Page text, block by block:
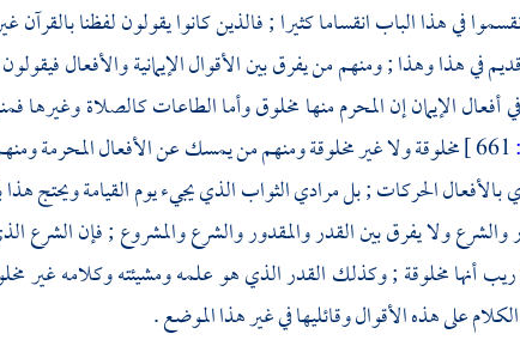
في هذا الباب انقساما كثيرا ; فالذين كانوا يقولون لفظنا
في هذا وهذا ; ومنهم من يفرق بين الأقوال الإيمانية والأفعال
أفعال الإيمان إن المحرم منها مخلوق وأما الطاعات كالصلاة
مخلوقة ولا غير مخلوقة ومنهم من يمسك عن الأفعال المحرمة
الحركات ; بل مرادي الثواب الذي يجيء يوم القيامة ويحتج
ولا يفرق بين القدر والمقدور والشرع والمشروع ; فإن الشرع
ريب أنها مخلوقة ; وكذلك القدر الذي هو علمه ومشيئته وكلامه غير
على هذه الأقوال وقائليها في غير هذا الموضع .